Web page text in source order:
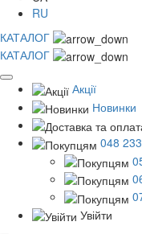
RU
КАТАЛОГ
КАТАЛОГ
Акції
Новинки
048
Увійти